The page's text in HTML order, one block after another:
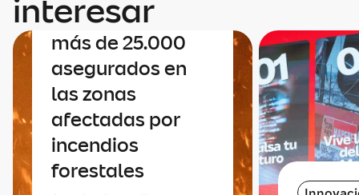
interesar
uno a uno con sus
más de 25.000
asegurados en
las zonas
afectadas por
incendios
forestales